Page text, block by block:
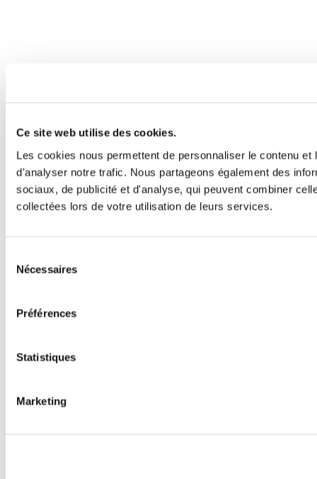
Ce site web utilise des cookies.
Les cookies nous permettent de personnaliser le contenu
d'analyser notre trafic. Nous partageons également des
sociaux, de publicité et d'analyse, qui peuvent combiner
collectées lors de votre utilisation de leurs services.
Nécessaires
Préférences
Statistiques
Marketing